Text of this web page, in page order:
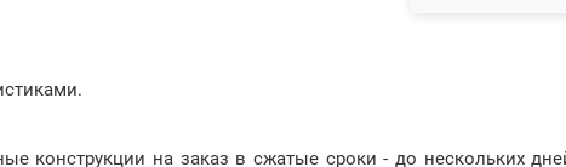
конструкции на заказ в сжатые сроки - до нескольких